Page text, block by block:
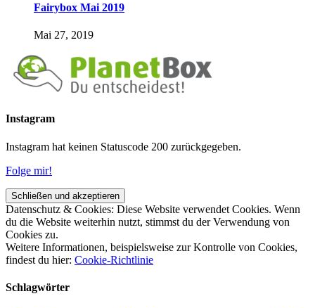
Fairybox Mai 2019
Mai 27, 2019
Instagram
Instagram hat keinen Statuscode 200 zurückgegeben.
Folge mir!
Datenschutz & Cookies: Diese Website verwendet Cookies. Wenn
du die Website weiterhin nutzt, stimmst du der Verwendung von
Cookies zu.
Weitere Informationen, beispielsweise zur Kontrolle von Cookies,
findest du hier: Cookie-Richtlinie
Schlagwörter